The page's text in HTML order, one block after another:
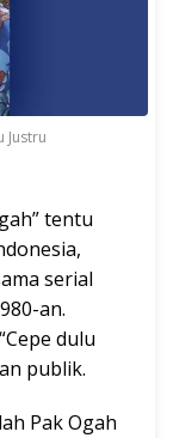
Justru
tentu
serial
an.
dulu
publik.
Pak Ogah